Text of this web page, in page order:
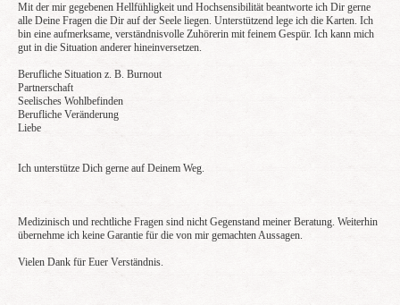
Mit der mir gegebenen Hellfühligkeit und Hochsensibilität beantworte ich Dir gerne
alle Deine Fragen die Dir auf der Seele liegen. Unterstützend lege ich die Karten. Ich
bin eine aufmerksame, verständnisvolle Zuhörerin mit feinem Gespür. Ich kann mich
gut in die Situation anderer hineinversetzen.
Berufliche Situation z. B. Burnout
Partnerschaft
Seelisches Wohlbefinden
Berufliche Veränderung
Liebe
Ich unterstütze Dich gerne auf Deinem Weg.
Medizinisch und rechtliche Fragen sind nicht Gegenstand meiner Beratung. Weiterhin
übernehme ich keine Garantie für die von mir gemachten Aussagen.
Vielen Dank für Euer Verständnis.